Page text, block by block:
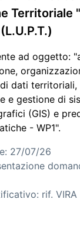
Territoriale
ad oggetto:
dati territoriali,
e gestione di
(GIS) e
- WP1".
27/07/26
rif.